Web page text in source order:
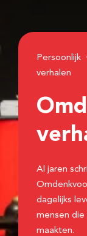
Persoonlijk
verhalen
Al jaren
dagelijks
mensen die
maakten.